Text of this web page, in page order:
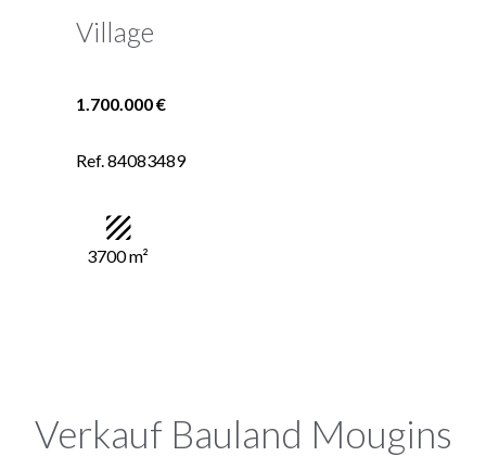
Village
1.700.000 €
Ref. 84083489
3700 m²
Verkauf Bauland Mougins